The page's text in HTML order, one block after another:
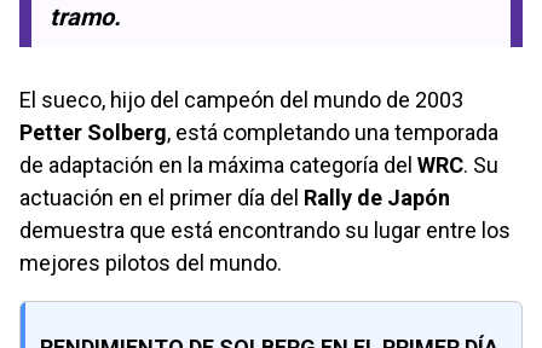
tramo.
El sueco, hijo del campeón del mundo de 2003
Petter Solberg, está completando una temporada
de adaptación en la máxima categoría del WRC. Su
actuación en el primer día del Rally de Japón
demuestra que está encontrando su lugar entre los
mejores pilotos del mundo.